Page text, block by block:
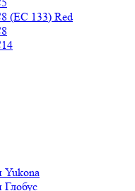
(ЕС 133) Red
Yukona
Глобус